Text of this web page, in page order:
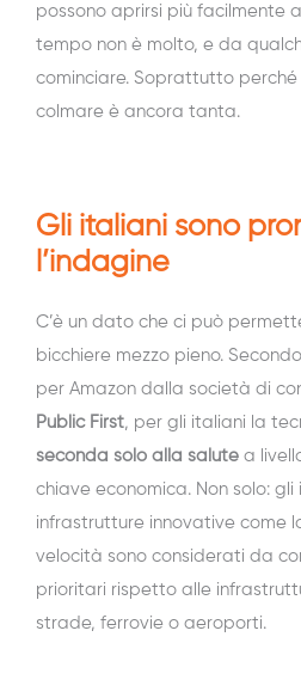
possono aprirsi più facilmente
tempo non è molto, e da
cominciare. Soprattutto
colmare è ancora tanta.
Gli italiani sono
l’indagine
C’è un dato che ci può
bicchiere mezzo pieno. Secondo
per Amazon dalla società di
Public First, per gli italiani la
seconda solo alla salute a
chiave economica. Non solo: gli
infrastrutture innovative come
velocità sono considerati da
prioritari rispetto alle
strade, ferrovie o aeroporti.